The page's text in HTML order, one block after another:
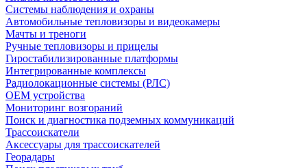
Системы наблюдения и охраны
Автомобильные тепловизоры и видеокамеры
Мачты и треноги
Ручные тепловизоры и прицелы
Гиростабилизированные платформы
Интегрированные комплексы
Радиолокационные системы (РЛС)
OEM устройства
Мониторинг возгораний
Поиск и диагностика подземных коммуникаций
Трассоискатели
Аксессуары для трассоискателей
Георадары